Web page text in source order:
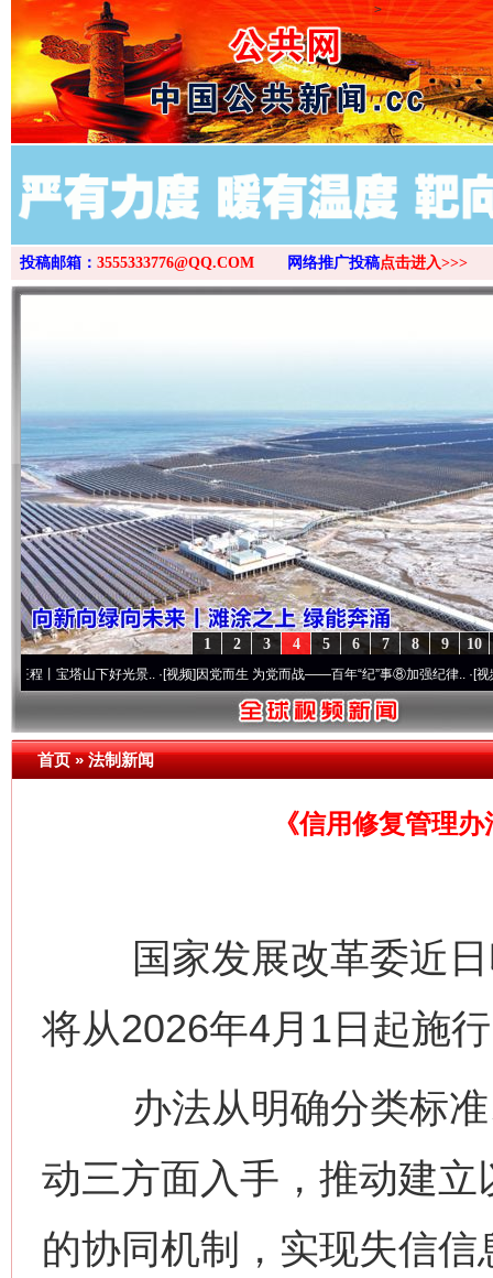
>
投稿邮箱： 3555333776@QQ.COM 网络推广投稿点击进入>>>
10
9
8
7
6
5
4
3
2
1
塔山下好光景..·[视频]因党而生 为党而战——百年“纪”事⑧加强纪律..·[视频]牢记初
首页»法制新闻
《信用修复管理
国家发展改革委近日
将从2026年4月1日起施
办法从明确分类标准
动三方面入手，推动建立
的协同机制，实现失信